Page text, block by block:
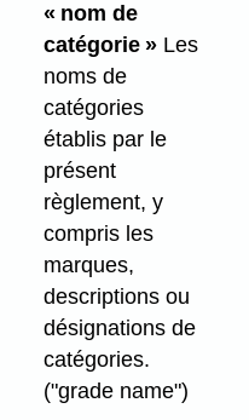
« nom de
catégorie »Les
noms de
catégories
établis par le
présent
règlement, y
compris les
marques,
descriptions ou
désignations de
catégories.
("grade name")